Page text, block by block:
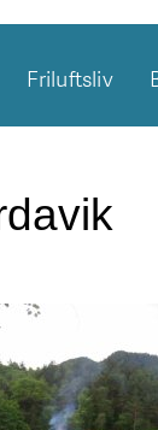
Friluftsliv